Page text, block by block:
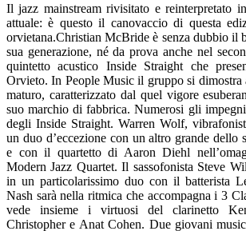
Il jazz mainstream rivisitato e reinterpretato
attuale: è questo il canovaccio di questa
orvietana.Christian McBride è senza dubbio il
sua generazione, né da prova anche nel
quintetto acustico Inside Straight che
Orvieto. In People Music il gruppo si dimostra
maturo, caratterizzato dal quel vigore
suo marchio di fabbrica. Numerosi gli
degli Inside Straight. Warren Wolf,
un duo d’eccezione con un altro grande dello
e con il quartetto di Aaron Diehl
Modern Jazz Quartet. Il sassofonista Steve
in un particolarissimo duo con il batterista
Nash sarà nella ritmica che accompagna i 3
vede insieme i virtuosi del clarinetto
Christopher e Anat Cohen. Due giovani